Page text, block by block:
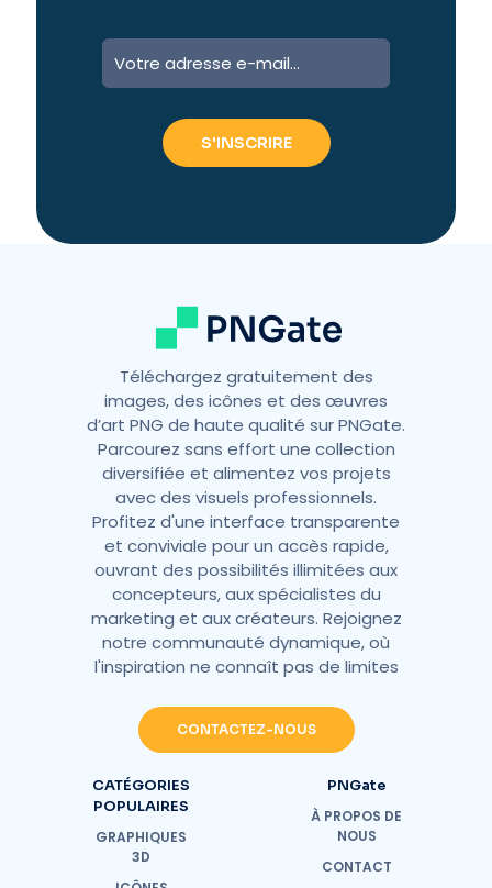
Téléchargez gratuitement des
images, des icônes et des œuvres
d’art PNG de haute qualité sur PNGate.
Parcourez sans effort une collection
diversifiée et alimentez vos projets
avec des visuels professionnels.
Profitez d'une interface transparente
et conviviale pour un accès rapide,
ouvrant des possibilités illimitées aux
concepteurs, aux spécialistes du
marketing et aux créateurs. Rejoignez
notre communauté dynamique, où
l'inspiration ne connaît pas de limites
CONTACTEZ-NOUS
CATÉGORIES
POPULAIRES
GRAPHIQUES
3D
PNGate
À PROPOS DE
NOUS
CONTACT